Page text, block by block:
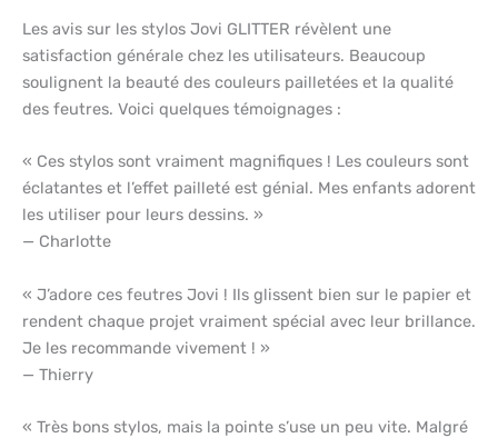
Les avis sur les stylos Jovi GLITTER révèlent une
satisfaction générale chez les utilisateurs. Beaucoup
soulignent la beauté des couleurs pailletées et la qualité
des feutres. Voici quelques témoignages :
« Ces stylos sont vraiment magnifiques ! Les couleurs sont
éclatantes et l’effet pailleté est génial. Mes enfants adorent
les utiliser pour leurs dessins. »
— Charlotte
« J’adore ces feutres Jovi ! Ils glissent bien sur le papier et
rendent chaque projet vraiment spécial avec leur brillance.
Je les recommande vivement ! »
— Thierry
« Très bons stylos, mais la pointe s’use un peu vite. Malgré